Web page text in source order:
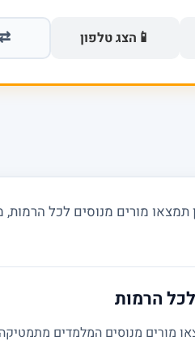
📱 הצג טלפון ⇄
מורים מנוסים לכל הרמות,
הרמות